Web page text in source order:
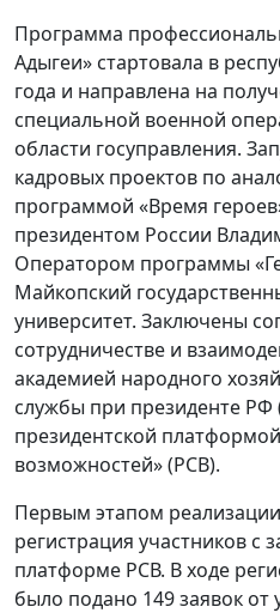
Программа
Адыгеи» стартовала в
года и направлена на
специальной военной
области госуправления.
кадровых проектов по
программой «Время
президентом России
Оператором программы
Майкопский
университет. Заключены
сотрудничестве и
академией народного
службы при президенте РФ
президентской
возможностей» (РСВ).
Первым этапом
регистрация участников с
платформе РСВ. В ходе
было подано 149 заявок от